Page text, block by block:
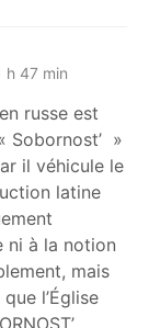
h 47 min
russe est
Sobornost’ »
il véhicule le
latine
ni à la notion
mais
l’Église